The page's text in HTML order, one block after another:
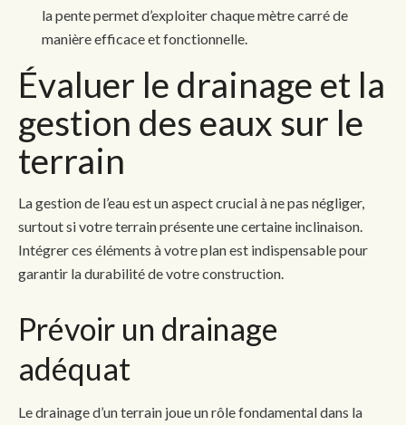
la pente permet d’exploiter chaque mètre carré de
manière efficace et fonctionnelle.
Évaluer le drainage et la
gestion des eaux sur le
terrain
La gestion de l’eau est un aspect crucial à ne pas négliger,
surtout si votre terrain présente une certaine inclinaison.
Intégrer ces éléments à votre plan est indispensable pour
garantir la durabilité de votre construction.
Prévoir un drainage
adéquat
Le drainage d’un terrain joue un rôle fondamental dans la